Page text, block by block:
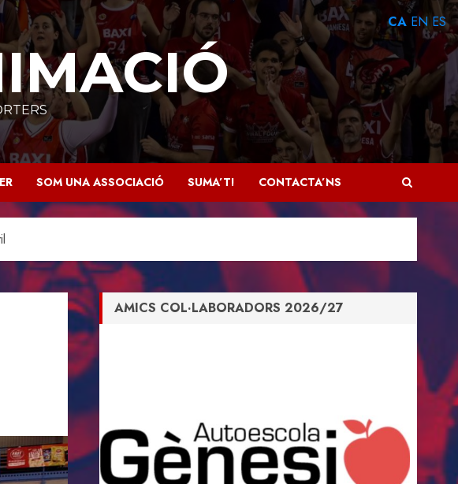
SOM UNA ASSOCIACIÓ SUMA’T! CONTACTA’NS
AMICS COL·LABORADORS 2026/27
CA EN ES